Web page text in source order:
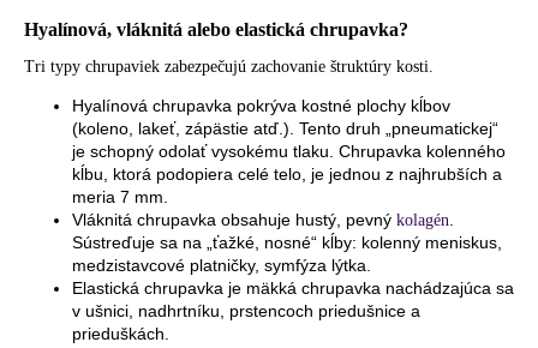
Hyalínová, vláknitá alebo elastická chrupavka?
Tri typy chrupaviek zabezpečujú zachovanie štruktúry kosti.
Hyalínová chrupavka pokrýva kostné plochy kĺbov
(koleno, lakeť, zápästie atď.). Tento druh „pneumatickej“
je schopný odolať vysokému tlaku. Chrupavka kolenného
kĺbu, ktorá podopiera celé telo, je jednou z najhrubších a
meria 7 mm.
Vláknitá chrupavka obsahuje hustý, pevný kolagén
Sústreďuje sa na „ťažké, nosné“ kĺby: kolenný meniskus,
medzistavcové platničky, symfýza lýtka.
Elastická chrupavka je mäkká chrupavka nachádzajúca sa
v ušnici, nadhrtníku, prstencoch priedušnice a
prieduškách.